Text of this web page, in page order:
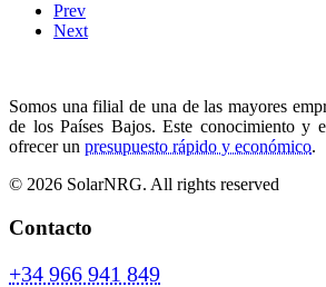
Prev
Next
Somos una filial de una de las mayores
de los Países Bajos. Este conocimiento y
ofrecer un presupuesto rápido y económico.
© 2026 SolarNRG. All rights reserved
Contacto
+34 966 941 849